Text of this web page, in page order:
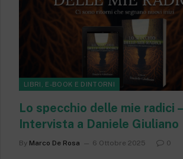
LIBRI, E-BOOK E DINTORNI
Lo specchio delle mie radici –
Intervista a Daniele Giuliano
By Marco De Rosa 6 Ottobre 2025 0